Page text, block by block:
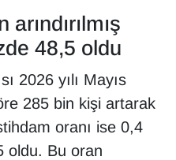
48,5 oldu
2026 yılı Mayıs
285 bin kişi artarak
oranı ise 0,4
oldu. Bu oran